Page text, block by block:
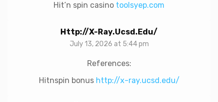
Hit’n spin casino toolsyep.com
Http://x-Ray.ucsd.edu/
July 13, 2026 at 5:44 pm
References:
Hitnspin bonus http://x-ray.ucsd.edu/